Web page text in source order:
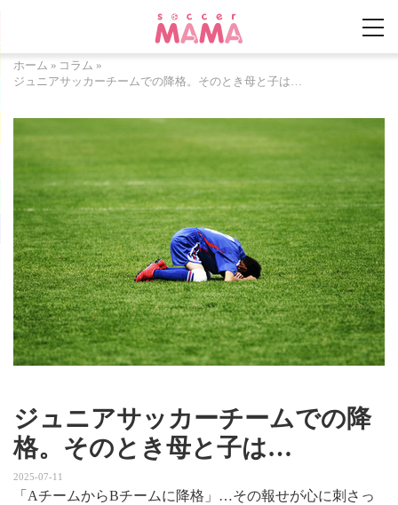
ホーム » コラム »
ジュニアサッカーチームでの降格。そのとき母と子は…
ジュニアサッカーチームでの降
格。そのとき母と子は…
2025-07-11
「AチームからBチームに降格」…その報せが心に刺さっ